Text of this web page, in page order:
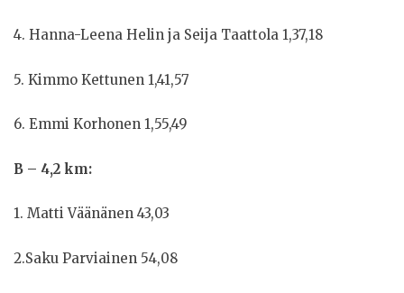
4. Hanna-Leena Helin ja Seija Taattola 1,37,18
5. Kimmo Kettunen 1,41,57
6. Emmi Korhonen 1,55,49
B – 4,2 km:
1. Matti Väänänen 43,03
2.Saku Parviainen 54,08